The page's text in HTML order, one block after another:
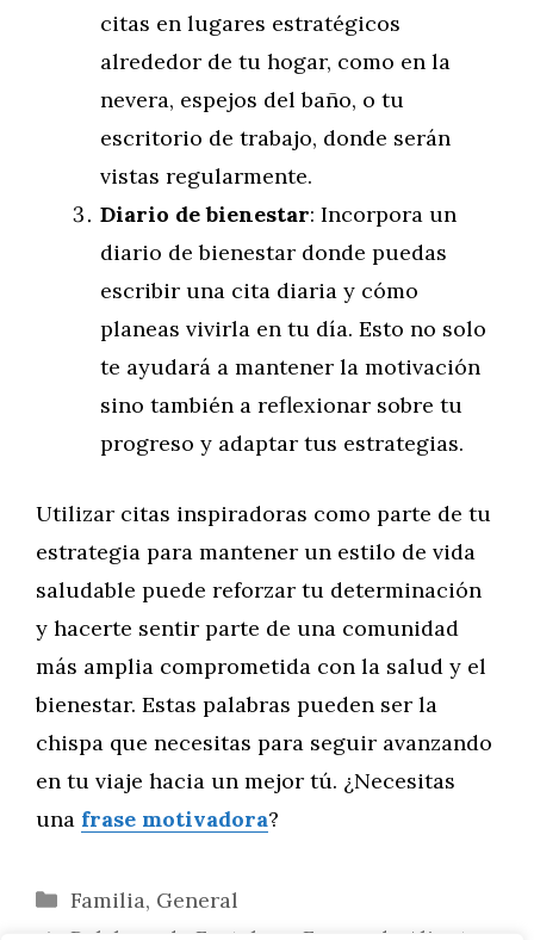
citas en lugares estratégicos
alrededor de tu hogar, como en la
nevera, espejos del baño, o tu
escritorio de trabajo, donde serán
vistas regularmente.
Diario de bienestar: Incorpora un
diario de bienestar donde puedas
escribir una cita diaria y cómo
planeas vivirla en tu día. Esto no solo
te ayudará a mantener la motivación
sino también a reflexionar sobre tu
progreso y adaptar tus estrategias.
Utilizar citas inspiradoras como parte de tu
estrategia para mantener un estilo de vida
saludable puede reforzar tu determinación
y hacerte sentir parte de una comunidad
más amplia comprometida con la salud y el
bienestar. Estas palabras pueden ser la
chispa que necesitas para seguir avanzando
en tu viaje hacia un mejor tú. ¿Necesitas
una frase motivadora?
Categorías
Familia, General